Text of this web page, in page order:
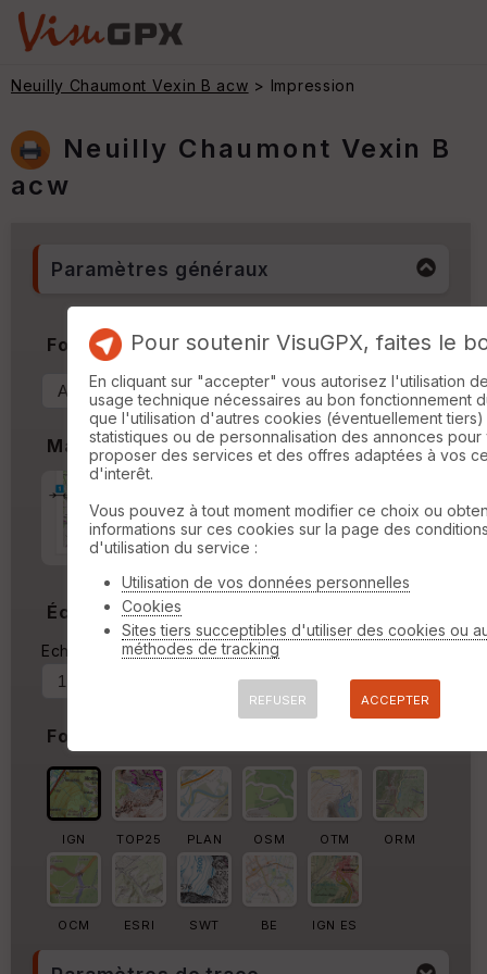
Neuilly Chaumont Vexin B acw > Impression
Neuilly Chaumont Vexin B
acw
Paramètres généraux
Format & Orientation
Marges
Marge autour de la trace
Échelle
Echelle actuelle : 1/65587
Fond de carte
IGN TOP25 PLAN OSM OTM ORM
OCM ESRI SWT BE IGN ES
Pour soutenir VisuGPX, faites le
En cliquant sur "accepter" vous autorisez l'utilisation
usage technique nécessaires au bon fonctionnement
que l'utilisation d'autres cookies (éventuellement
statistiques ou de personnalisation des annonces pour
proposer des services et des offres adaptées à vos
d'interêt.
Vous pouvez à tout moment modifier ce choix ou
informations sur ces cookies sur la page des
d'utilisation du service :
Utilisation de vos données personnelles
Cookies
Sites tiers succeptibles d'utiliser des cookies ou
méthodes de tracking
REFUSER ACCEPTER